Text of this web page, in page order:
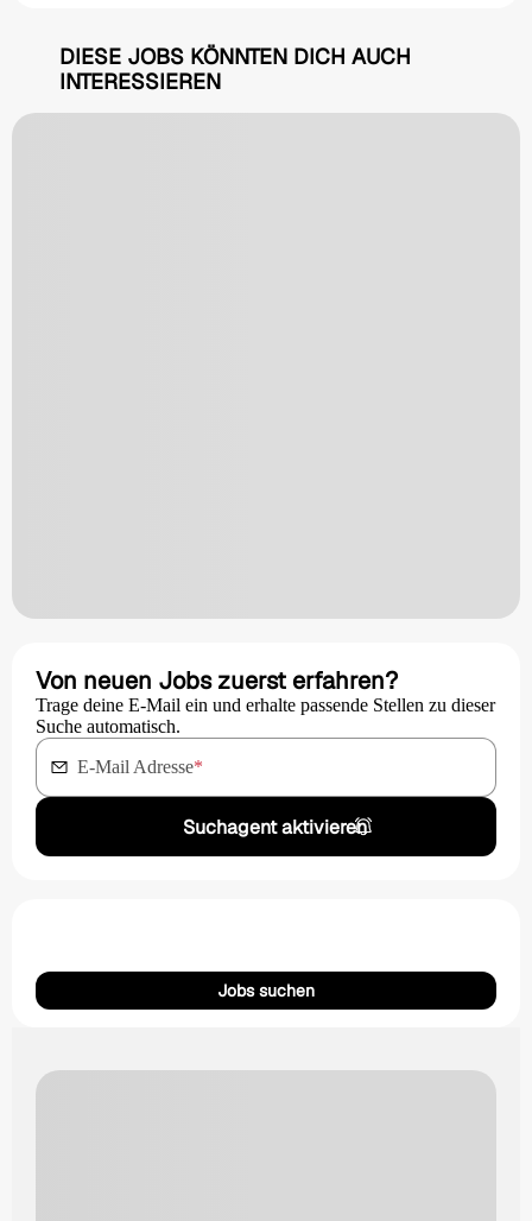
DIESE JOBS KÖNNTEN DICH AUCH
INTERESSIEREN
Von neuen Jobs zuerst erfahren?
Trage deine E-Mail ein und erhalte passende Stellen zu dieser
Suche automatisch.
E-Mail Adresse*
Suchagent aktivieren
Jobs suchen